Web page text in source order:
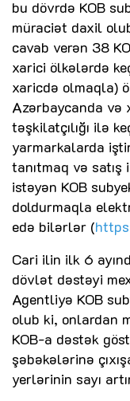
bu dövrdə KOB
müraciət daxil
cavab verən 38
xarici ölkələrdə
xaricdə olmaqla)
Azərbaycanda və
təşkilatçılığı ilə
yarmarkalarda
tanıtmaq və satış
istəyən KOB
doldurmaqla
edə bilərlər (
Cari ilin ilk 6
dövlət dəstəyi
Agentliyə KOB
olub ki, onlardan
KOB-a dəstək
şəbəkələrinə
yerlərinin sayı